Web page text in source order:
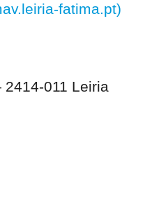
fatima.pt)
011 Leiria